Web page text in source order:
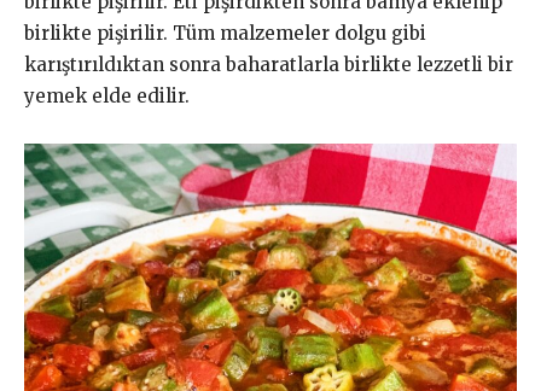
birlikte pişirilir. Tüm malzemeler dolgu gibi
karıştırıldıktan sonra baharatlarla birlikte lezzetli bir
yemek elde edilir.